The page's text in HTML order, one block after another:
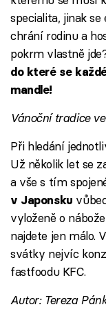
specialita, jinak
chrání rodinu a
pokrm vlastně
do které se
mandle!
Vánoční tradice
Při hledání
Už několik let se
a vše s tím
v Japonsku
vyloženě o
najdete jen málo.
svátky nejvíc
fastfoodu KFC.
Autor: Tereza